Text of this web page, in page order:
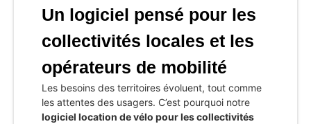
Un logiciel pensé pour les
collectivités locales et les
opérateurs de mobilité
Les besoins des territoires évoluent, tout comme
les attentes des usagers. C’est pourquoi notre
logiciel location de vélo pour les collectivités